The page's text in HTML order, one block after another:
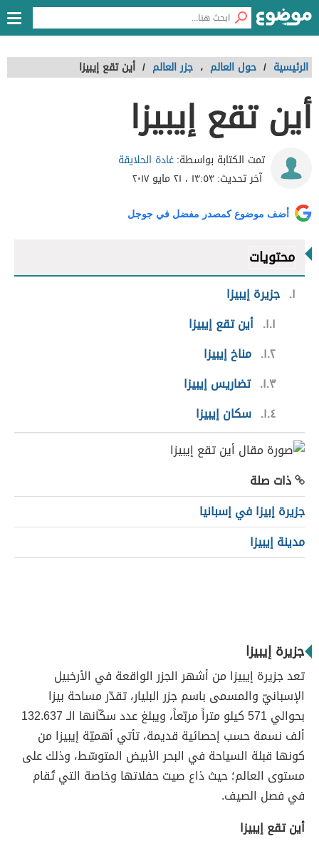
الرئيسية / حول العالم ، جزر العالم / أين تقع إيبيزا
أين تقع إيبيزا
تمت الكتابة بواسطة:غادة الحلايقة
آخر تحديث:١٣:٥٣ ، ٢١ مايو ٢٠١٧
أضف موضوع كمصدر مفضل في جوجل
محتويات
١ جزيرة إيبيزا
١.١ أين تقع إيبيزا
١.٢ مناخ إيبيزا
١.٣ تضاريس إيبيزا
١.٤ سكان إيبيزا
ذات صلة
جزيرة إبيزا في إسبانيا
مدينة إيبيزا
جزيرة إيبيزا
تعد جزيرة إيبيزا من أشهر الجزر الواقعة في الأرخبيل
الإسبانيّ والمسمى باسم جزر البليار، تقدّر مساحة بيزا
بحوالي 571 كيلو متراً مربّعاً، ويبلغ عدد سكّانها الـ 132.637
ألف نسمة حسب إحصائية قديمة، تأتي أهميّة إيبيزا من
كونها قبلة السياحة في البحر الأبيض المتوسّط، وذلك على
مستوى العالم؛ حيث ذاع صيت حفلاتها وخاصة التي تُقام
في فصل الصيف.
أين تقع إيبيزا